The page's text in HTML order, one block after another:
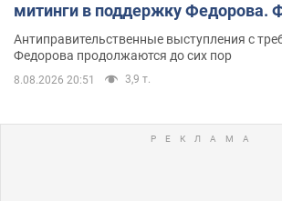
митинги в поддержку Федорова.
Антиправительственные выступления с
Федорова продолжаются до сих пор
8.08.2026 20:51 3,9 т.